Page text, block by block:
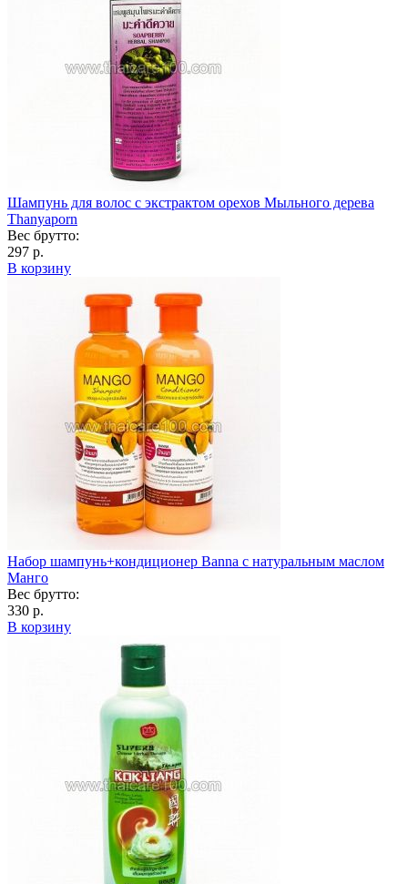
Шампунь для волос с экстрактом орехов Мыльного дерева
Thanyaporn
Вес брутто:
297 р.
В корзину
Набор шампунь+кондиционер Banna с натуральным маслом
Манго
Вес брутто:
330 р.
В корзину